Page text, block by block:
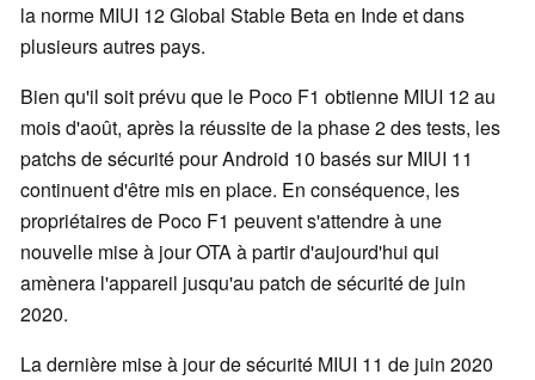
la norme MIUI 12 Global Stable Beta en Inde et dans
plusieurs autres pays.
Bien qu'il soit prévu que le Poco F1 obtienne MIUI 12 au
mois d'août, après la réussite de la phase 2 des tests, les
patchs de sécurité pour Android 10 basés sur MIUI 11
continuent d'être mis en place. En conséquence, les
propriétaires de Poco F1 peuvent s'attendre à une
nouvelle mise à jour OTA à partir d'aujourd'hui qui
amènera l'appareil jusqu'au patch de sécurité de juin
2020.
La dernière mise à jour de sécurité MIUI 11 de juin 2020